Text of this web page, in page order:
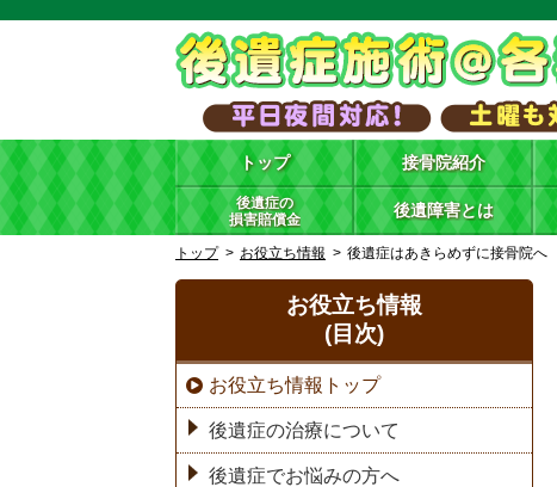
トップ 接骨院紹介
後遺症の
損害賠償金
後遺障害とは
トップ
お役立ち情報 後遺症はあきらめずに接骨院へ
お役立ち情報
(目次)
お役立ち情報トップ
後遺症の治療について
後遺症でお悩みの方へ